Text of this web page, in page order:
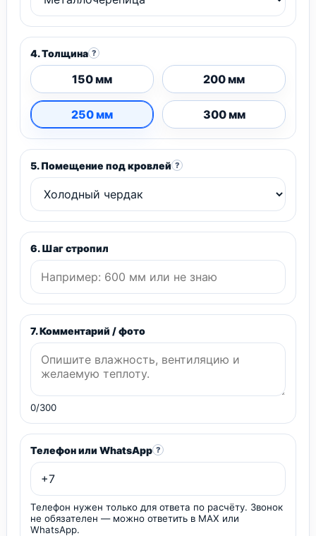
4. Толщина ?
150 мм 200 мм
250 мм 300 мм
5. Помещение под кровлей ?
6. Шаг стропил
7. Комментарий / фото
0/300
Телефон или WhatsApp ?
Телефон нужен только для ответа по расчёту. Звонок
не обязателен — можно ответить в MAX или
WhatsApp.